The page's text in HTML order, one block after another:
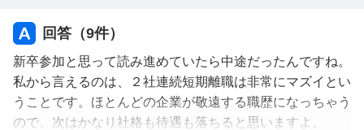
回答（9件）
新卒参加と思って読み進めていたら中途だったんですね。
私から言えるのは、２社連続短期離職は非常にマズイとい
うことです。ほとんどの企業が敬遠する職歴になっちゃう
ので、次はかなり社格も待遇も落ちると思いますよ。